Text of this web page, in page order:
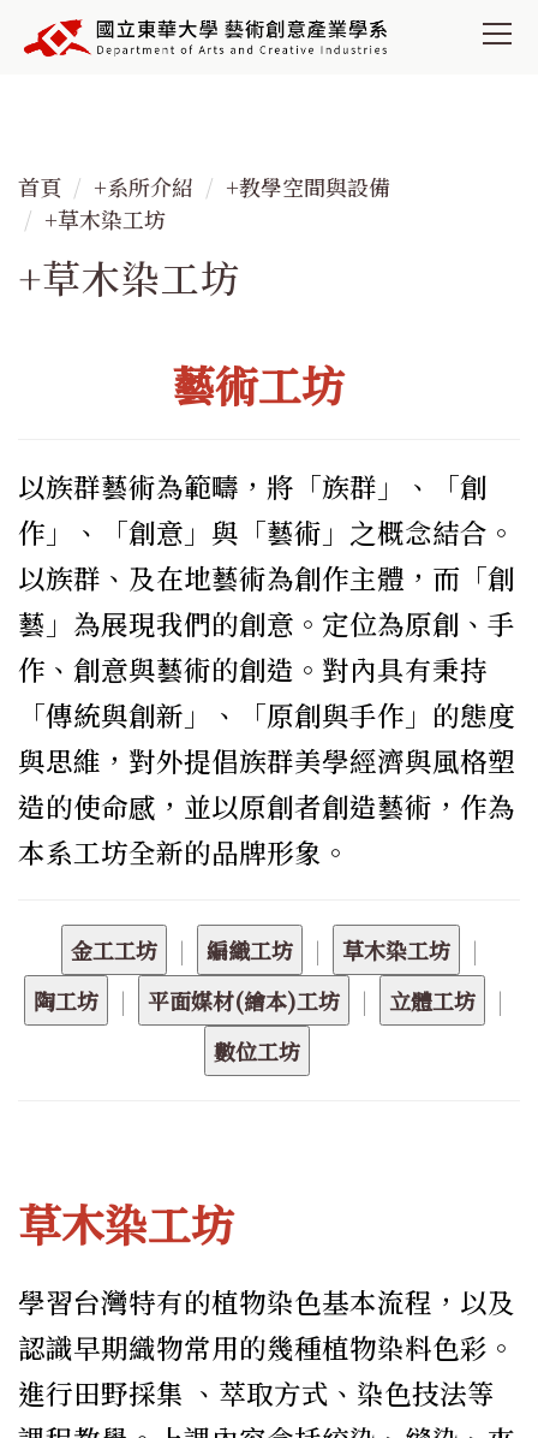
到
容
區
首頁 +系所介紹
+教學空間與設備
+草木染工坊
+草木染工坊
藝術工坊
以族群藝術為範疇，將「族群」、「創
作」、「創意」與「藝術」之概念結合。
以族群、及在地藝術為創作主體，而「創
藝」為展現我們的創意。定位為原創、手
作、創意與藝術的創造。對內具有秉持
「傳統與創新」、「原創與手作」的態度
與思維，對外提倡族群美學經濟與風格塑
造的使命感，並以原創者創造藝術，作為
本系工坊全新的品牌形象。
| |
|
|
| |
草木染工坊
學習台灣特有的植物染色基本流程，以及
認識早期織物常用的幾種植物染料色彩。
進行田野採集 、萃取方式、染色技法等